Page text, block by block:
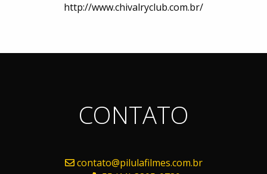
http://www.chivalryclub.com.br/
CONTATO
contato@pilulafilmes.com.br